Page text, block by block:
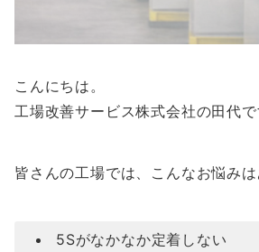
こんにちは。
工場改善サービス株式会社の田代で
皆さんの工場では、こんなお悩み
5Sがなかなか定着しない